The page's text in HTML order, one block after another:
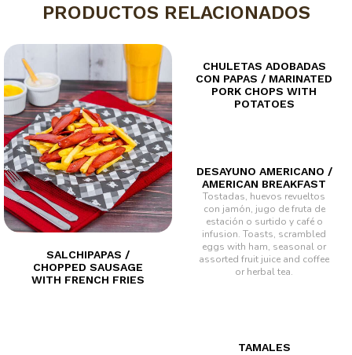
PRODUCTOS RELACIONADOS
SALCHIPAPAS /
CHOPPED SAUSAGE
WITH FRENCH FRIES
CHULETAS ADOBADAS
CON PAPAS / MARINATED
PORK CHOPS WITH
POTATOES
DESAYUNO AMERICANO /
AMERICAN BREAKFAST
Tostadas, huevos revueltos
con jamón, jugo de fruta de
estación o surtido y café o
infusion. Toasts, scrambled
eggs with ham, seasonal or
assorted fruit juice and coffee
or herbal tea.
TAMALES